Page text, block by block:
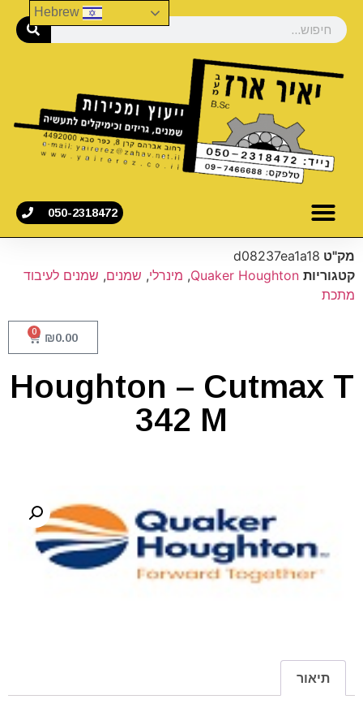
050-2318472
מק"ט d08237ea1a18
קטגוריות Quaker Houghton
, מינרלי, שמנים, שמנים לעיבוד
מתכת
₪0.00
0
Houghton – Cutmax T
342 M
תיאור
Hebrew